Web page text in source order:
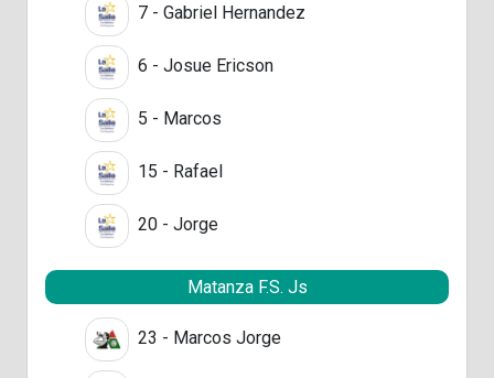
7 - Gabriel Hernandez
6 - Josue Ericson
5 - Marcos
15 - Rafael
20 - Jorge
Matanza F.S. Js
23 - Marcos Jorge